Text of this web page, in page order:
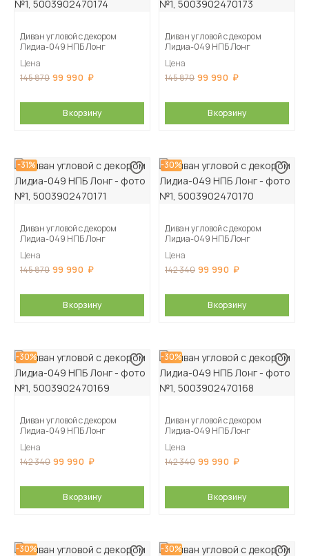
Диван угловой с декором
Лидиа-049 НПБ Лонг
Цена
145 870 99 990
В корзину
Диван угловой с декором
Лидиа-049 НПБ Лонг
Цена
145 870 99 990
В корзину
-31%
Диван угловой с декором
Лидиа-049 НПБ Лонг
Цена
145 870 99 990
В корзину
-30%
Диван угловой с декором
Лидиа-049 НПБ Лонг
Цена
142 340 99 990
В корзину
-30%
Диван угловой с декором
Лидиа-049 НПБ Лонг
Цена
142 340 99 990
В корзину
-30%
Диван угловой с декором
Лидиа-049 НПБ Лонг
Цена
142 340 99 990
В корзину
-30% -30%